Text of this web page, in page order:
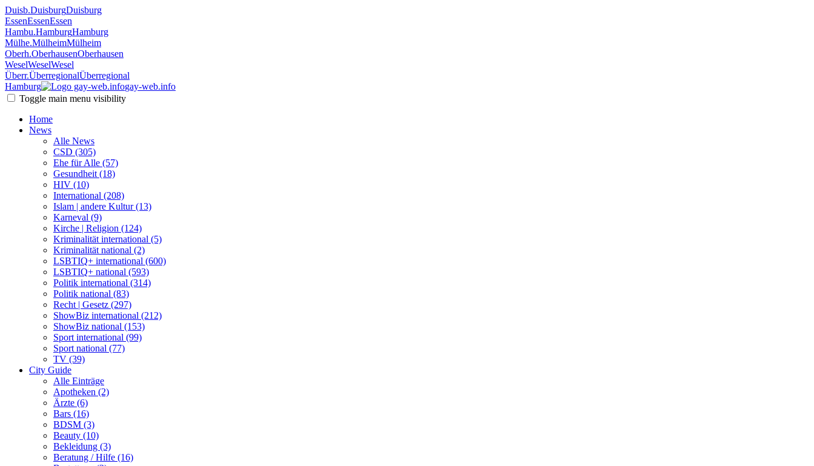
Duisb.DuisburgDuisburg
EssenEssenEssen
Hambu.HamburgHamburg
Mülhe.MülheimMülheim
Oberh.OberhausenOberhausen
WeselWeselWesel
Überr.ÜberregionalÜberregional
Hamburg
gay-web.info
Toggle main menu visibility
Home
News
Alle News
CSD (305)
Ehe für Alle (57)
Gesundheit (18)
HIV (10)
International (208)
Islam | andere Kultur (13)
Karneval (9)
Kirche | Religion (124)
Kriminalität international (5)
Kriminalität national (2)
LSBTIQ+ international (600)
LSBTIQ+ national (593)
Politik international (314)
Politik national (83)
Recht | Gesetz (297)
ShowBiz international (212)
ShowBiz national (153)
Sport international (99)
Sport national (77)
TV (39)
City Guide
Alle Einträge
Apotheken (2)
Ärzte (6)
Bars (16)
BDSM (3)
Beauty (10)
Bekleidung (3)
Beratung / Hilfe (16)